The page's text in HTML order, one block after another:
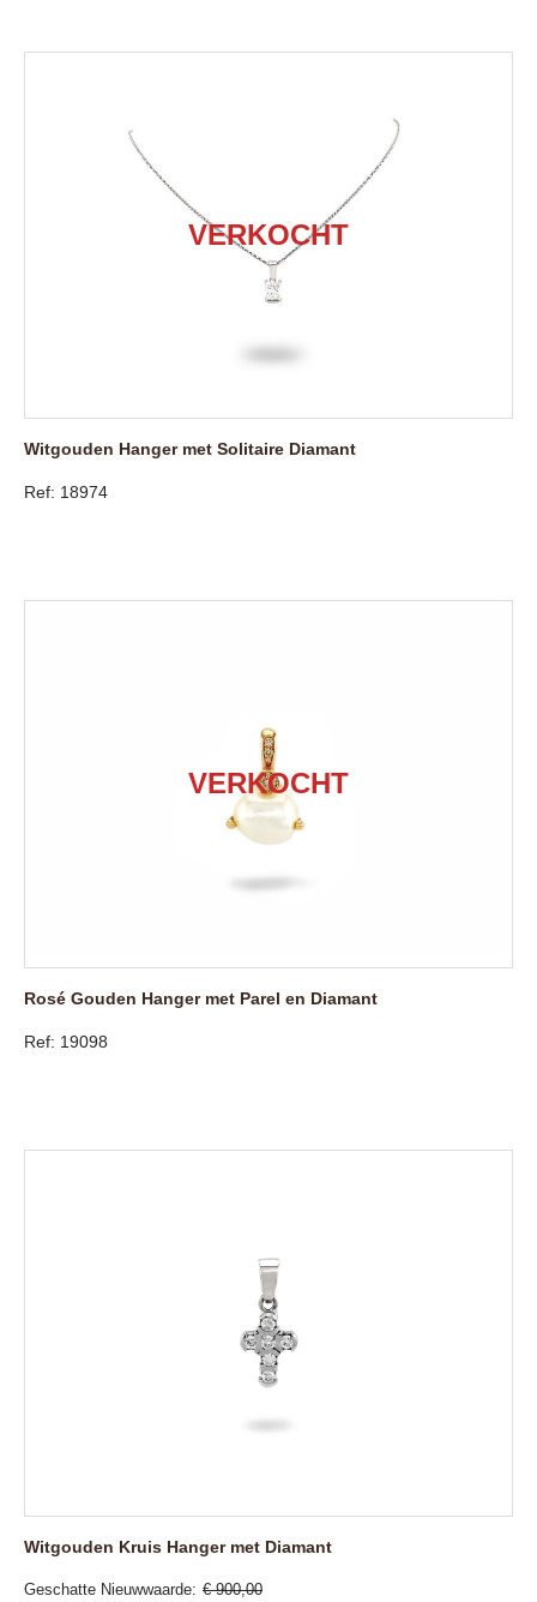
Witgouden Hanger met Solitaire Diamant
Ref: 18974
Rosé Gouden Hanger met Parel en Diamant
Ref: 19098
Witgouden Kruis Hanger met Diamant
Geschatte Nieuwwaarde € 900,00